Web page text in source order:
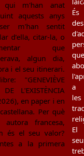
qui m'han anat
aquests anys
m'han sentit
d’ella, citar-la, o
que
algun dia,
i el seu itinerari.
"GENEVIÈVE
L'EXISTÈNCIA
en paper i en
Per què
francesa,
és el seu valor?
a la primera
És
des
que
a
les
El